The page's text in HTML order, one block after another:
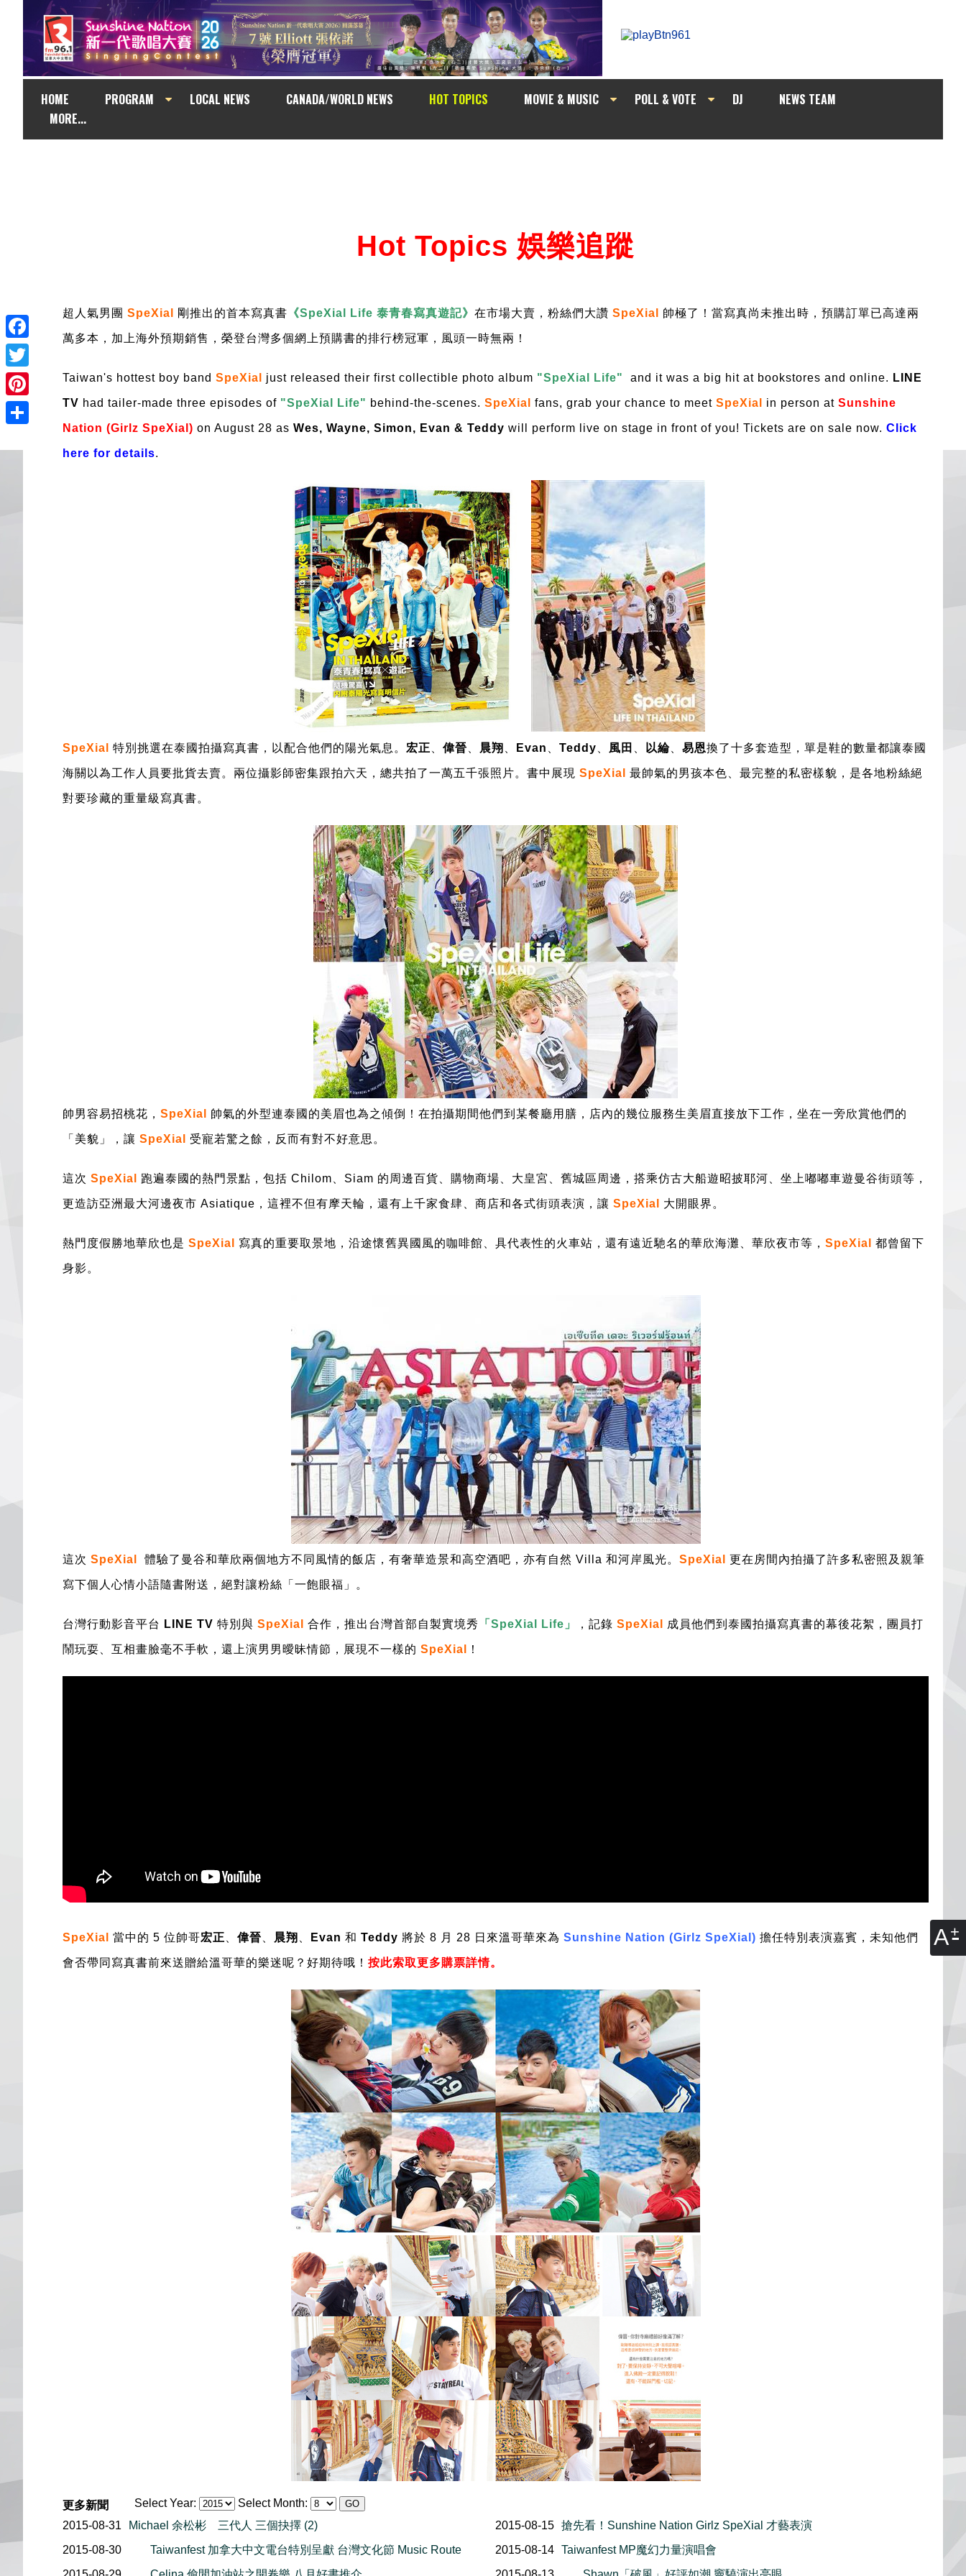
A
HOME PROGRAM LOCAL NEWS CANADA/WORLD NEWS HOT TOPICS MOVIE & MUSIC POLL & VOTE DJ
NEWS TEAM
MORE...
Facebook
Twitter
Pinterest
Hot Topics 娛樂追蹤
超人氣男團 SpeXial 剛推出的首本寫真書 《SpeXial Life 泰青春寫真遊記》 在市場大賣，粉絲們大讚 SpeXial 帥極了！ 當寫真尚未推出時，預購訂單已高達兩
萬多本，加上海外預期銷售，榮登台灣多個網上預購書的排行榜冠軍，風頭一時無兩！
Taiwan's hottest boy band SpeXial just released their first collectible photo album "SpeXial Life" and it was a big hit at bookstores and online. LINE
TV had tailer-made three episodes of "SpeXial Life" behind-the-scenes. SpeXial fans, grab your chance to meet SpeXial in person at Sunshine
Nation (Girlz SpeXial) on August 28 as Wes, Wayne, Simon, Evan & Teddy will perform live on stage in front of you! Tickets are on sale now. Click
here for details.
SpeXial 特別挑選在泰國拍攝寫真書，以配合他們的陽光氣息。 宏正 偉晉 晨翔 Evan Teddy 風田 以綸 易恩換了十多套造型，單是鞋的數量都讓泰國
海關以為工作人員要批貨去賣。兩位攝影師密集跟拍六天，總共拍了一萬五千張照片。書中展現 SpeXial 最帥氣的男孩本色、最完整的私密樣貌，是各地粉絲絕
對要珍藏的重量級寫真書。
帥男容易招桃花， SpeXial 帥氣的外型連泰國的美眉也為之傾倒！在拍攝期間他們到某餐廳用膳，店內的幾位服務生美眉直接放下工作，坐在一旁欣賞他們的
「美貌」，讓 SpeXial 受寵若驚之餘，反而有對不好意思。
這次 SpeXial 跑遍泰國的熱門景點，包括 Chilom、Siam 的周邊百貨、購物商場、大皇宮、舊城區周邊，搭乘仿古大船遊昭披耶河、坐上嘟嘟車遊曼谷街頭等，
更造訪亞洲最大河邊夜市 Asiatique，這裡不但有摩天輪，還有上千家食肆、商店和各式街頭表演，讓 SpeXial 大開眼界。
熱門度假勝地華欣也是 SpeXial 寫真的重要取景地，沿途懷舊異國風的咖啡館、具代表性的火車站，還有遠近馳名的華欣海灘、華欣夜市等， SpeXial 都曾留下
身影。
這次 SpeXial 體驗了曼谷和華欣兩個地方不同風情的飯店，有奢華造景和高空酒吧， 亦有自然 Villa 和河岸風光。 SpeXial 更在房間內拍攝了許多私密照及親筆
寫下個人心情小語隨書附送 ，絕對讓粉絲「一飽眼福」。
台灣行動影音平台 LINE TV 特別與 SpeXial 合作，推出台灣首部自製實境秀 「SpeXial Life」 ，記錄 SpeXial 成員他們到泰國拍攝寫真書的幕後花絮，團員打
鬧玩耍、互相畫臉毫不手軟，還上演男男曖昧情節，展現不一樣的 SpeXial ！
SpeXial 當中 的 5 位帥哥宏正 偉晉 晨翔 Evan 和 Teddy 將於 8 月 28 日 來溫哥華來為 Sunshine Nation (Girlz SpeXial) 擔任特別表演嘉賓，未知他們
會否帶同寫真書前來送贈給溫哥華的樂迷呢？好期待哦！ 按此索取更多購票詳情。
Select Year: Select Month:
更多新聞
2015-08-31
Michael 余松彬 三代人 三個抉擇 (2)
2015-08-30
Taiwanfest 加拿大中文電台特別呈獻 台灣文化節 Music Route
2015-08-15
搶先看！Sunshine Nation Girlz SpeXial 才藝表演
2015-08-14
Taiwanfest MP魔幻力量演唱會